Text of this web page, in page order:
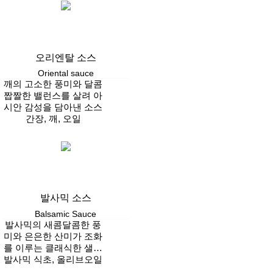
오리엔탈 소스
Oriental sauce
깨의 고소한 풍미와 달콤
짭짤한 밸런스를 살려 아
시안 감성을 담아낸 소스
간장, 깨, 오일
발사믹 소스
Balsamic Sauce
발사믹의 새콤달콤한 풍
미와 은은한 산미가 조화
를 이루는 클래식한 샐러
드 소스
발사믹 식초, 올리브오일